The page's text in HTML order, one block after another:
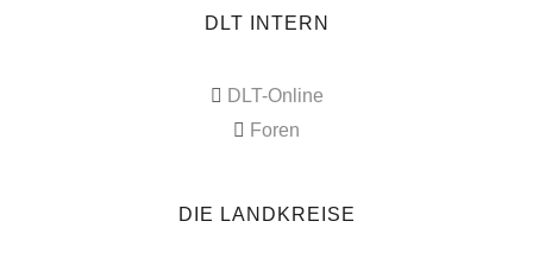
DLT INTERN
DLT-Online
Foren
DIE LANDKREISE